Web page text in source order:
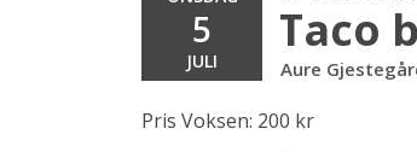
5
JULI
Taco
Aure
Pris Voksen: 200 kr